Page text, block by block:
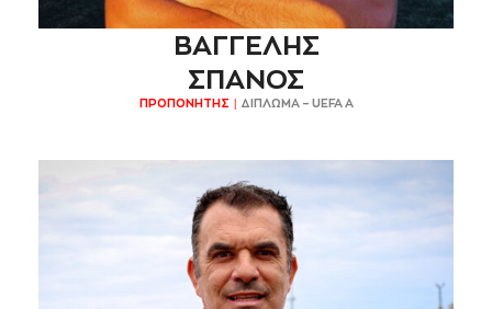
ΒΑΓΓΕΛΗΣ
ΣΠΑΝΟΣ
ΠΡΟΠΟΝΗΤΗΣ | ΔΙΠΛΩΜΑ – UEFA Α